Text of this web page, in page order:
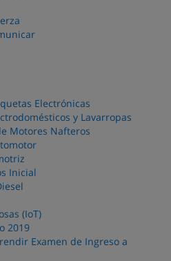
Electrónicas
y Lavarropas
Motores Nafteros
Inicial
(IoT)
2019
Examen de Ingreso a